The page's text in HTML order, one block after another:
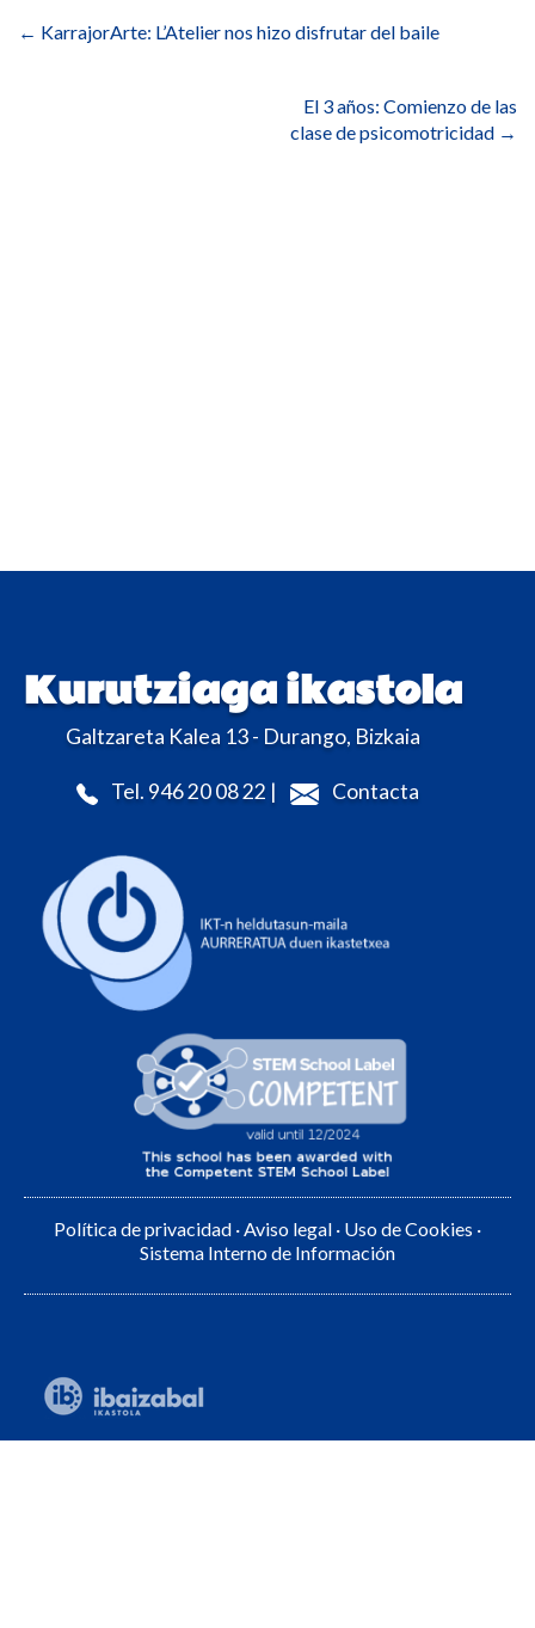
de
← KarrajorArte: L’Atelier nos hizo disfrutar del baile
El 3 años: Comienzo de las
clase de psicomotricidad →
Kurutziaga ikastola
Galtzareta Kalea 13 - Durango, Bizkaia
Tel. 946 20 08 22 | Contacta
Política de privacidad ·Aviso legal · Uso de Cookies ·
Sistema Interno de Información